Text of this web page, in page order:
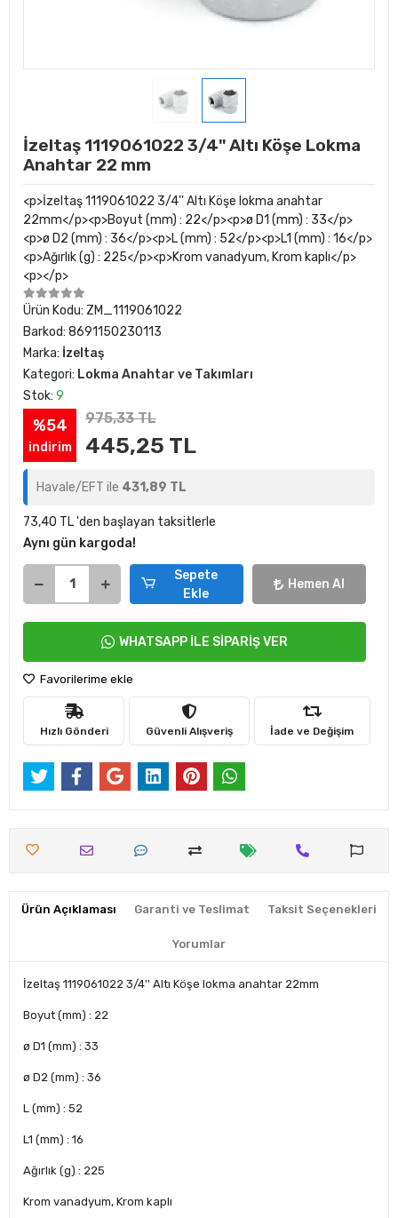
İzeltaş 1119061022 3/4'' Altı Köşe Lokma
Anahtar 22 mm
<p>İzeltaş 1119061022 3/4'' Altı Köşe lokma anahtar
22mm</p><p>Boyut (mm) : 22</p><p>ø D1 (mm) : 33</p>
<p>ø D2 (mm) : 36</p><p>L (mm) : 52</p><p>L1 (mm) : 16</p>
<p>Ağırlık (g) : 225</p><p>Krom vanadyum, Krom kaplı</p>
<p></p>
Ürün Kodu: ZM_1119061022
Barkod: 8691150230113
Marka: İzeltaş
Kategori: Lokma Anahtar ve Takımları
Stok: 9
%54
indirim
975,33 TL
445,25 TL
Havale/EFT ile 431,89 TL
73,40 TL 'den başlayan taksitlerle
Aynı gün kargoda!
Sepete
Ekle
Hemen Al
WHATSAPP İLE SİPARİŞ VER
Favorilerime ekle
Hızlı Gönderi Güvenli Alışveriş İade ve Değişim
Ürün Açıklaması Garanti ve Teslimat Taksit Seçenekleri
Yorumlar
İzeltaş 1119061022 3/4'' Altı Köşe lokma anahtar 22mm
Boyut (mm) : 22
ø D1 (mm) : 33
ø D2 (mm) : 36
L (mm) : 52
L1 (mm) : 16
Ağırlık (g) : 225
Krom vanadyum, Krom kaplı